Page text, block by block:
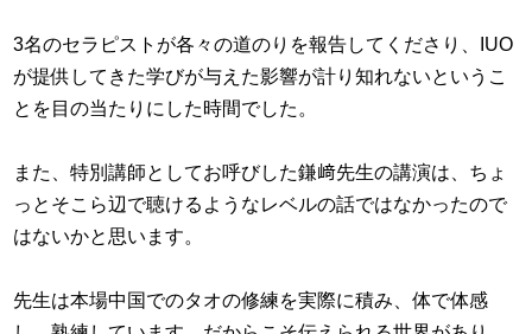
3名のセラピストが各々の道のりを報告してくださり、IUO
が提供してきた学びが与えた影響が計り知れないというこ
とを目の当たりにした時間でした。
また、特別講師としてお呼びした鎌﨑先生の講演は、ちょ
っとそこら辺で聴けるようなレベルの話ではなかったので
はないかと思います。
先生は本場中国でのタオの修練を実際に積み、体で体感